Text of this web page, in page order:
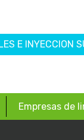
E INYECCION
Empresas de